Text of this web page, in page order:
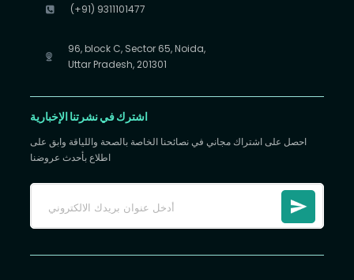
(+91) 9311101477
96, block C, Sector 65, Noida,
Uttar Pradesh, 201301
اشترك في نشرتنا الإخبارية
احصل على اشتراك مجاني في نصائحنا الخاصة بالصحة واللياقة وابق على
اطلاع بأحدث عروضنا